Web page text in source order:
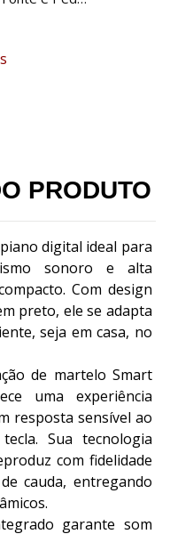
PRODUTO
digital ideal para
sonoro e alta
Com design
preto, ele se adapta
seja em casa, no
de martelo Smart
uma experiência
resposta sensível ao
Sua tecnologia
com fidelidade
cauda, entregando
garante som